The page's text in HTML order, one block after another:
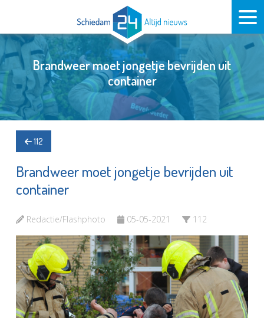
Brandweer moet jongetje bevrijden uit
container
112
Brandweer moet jongetje bevrijden uit
container
Redactie/Flashphoto 05-05-2021 112